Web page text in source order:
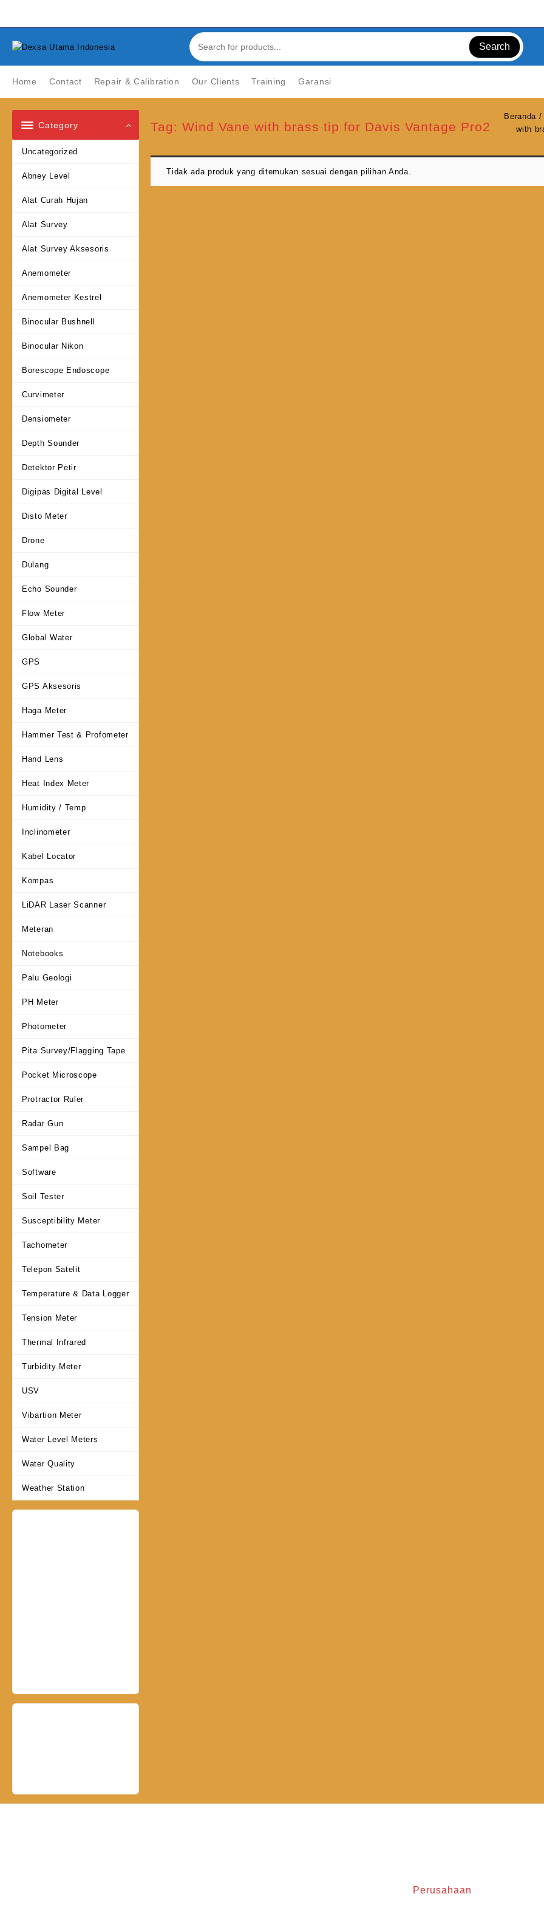
Search
Home Contact Repair & Calibration Our Clients Training Garansi
Category
Uncategorized
Abney Level
Alat Curah Hujan
Alat Survey
Alat Survey Aksesoris
Anemometer
Anemometer Kestrel
Binocular Bushnell
Binocular Nikon
Borescope Endoscope
Curvimeter
Densiometer
Depth Sounder
Detektor Petir
Digipas Digital Level
Disto Meter
Drone
Dulang
Echo Sounder
Flow Meter
Global Water
GPS
GPS Aksesoris
Haga Meter
Hammer Test & Profometer
Hand Lens
Heat Index Meter
Humidity / Temp
Inclinometer
Kabel Locator
Kompas
LiDAR Laser Scanner
Meteran
Notebooks
Palu Geologi
PH Meter
Photometer
Pita Survey/Flagging Tape
Pocket Microscope
Protractor Ruler
Radar Gun
Sampel Bag
Software
Soil Tester
Susceptibility Meter
Tachometer
Telepon Satelit
Temperature & Data Logger
Tension Meter
Thermal Infrared
Turbidity Meter
USV
Vibartion Meter
Water Level Meters
Water Quality
Weather Station
Tag:Wind Vane with brass tip for Davis Vantage Pro2
Beranda /
with
Tidak ada produk yang ditemukan sesuai dengan pilihan Anda.
Perusahaan